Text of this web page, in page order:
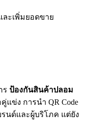
ะเพิ่มยอดขาย
ร ป้องกันสินค้าปลอม
ข่ง การนำ QR Code
นด์และผู้บริโภค แต่ยัง